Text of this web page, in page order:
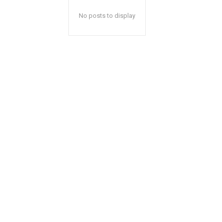
No posts to display